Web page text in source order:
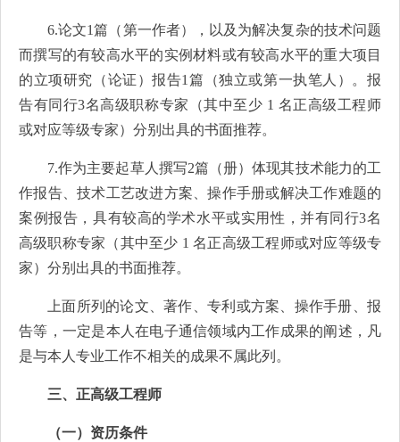
6.论文1篇（第一作者），以及为解决复杂的技术问题
而撰写的有较高水平的实例材料或有较高水平的重大项目
的立项研究（论证）报告1篇（独立或第一执笔人）。报
告有同行3名高级职称专家（其中至少 1 名正高级工程师
或对应等级专家）分别出具的书面推荐。
7.作为主要起草人撰写2篇（册）体现其技术能力的工
作报告、技术工艺改进方案、操作手册或解决工作难题的
案例报告，具有较高的学术水平或实用性，并有同行3名
高级职称专家（其中至少 1 名正高级工程师或对应等级专
家）分别出具的书面推荐。
上面所列的论文、著作、专利或方案、操作手册、报
告等，一定是本人在电子通信领域内工作成果的阐述，凡
是与本人专业工作不相关的成果不属此列。
三、正高级工程师
（一）资历条件